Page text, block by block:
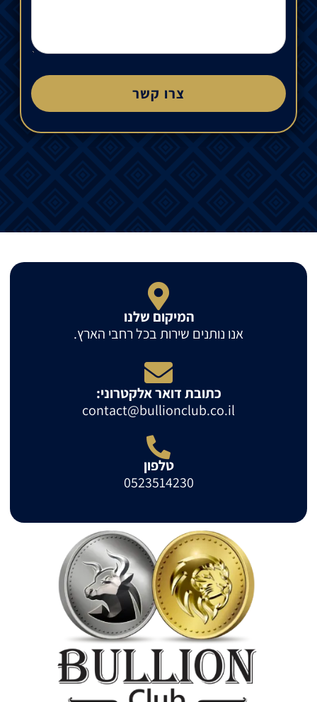
צרו קשר
המיקום שלנו
אנו נותנים שירות בכל רחבי הארץ.
כתובת דואר אלקטרוני:
contact@bullionclub.co.il
טלפון
0523514230